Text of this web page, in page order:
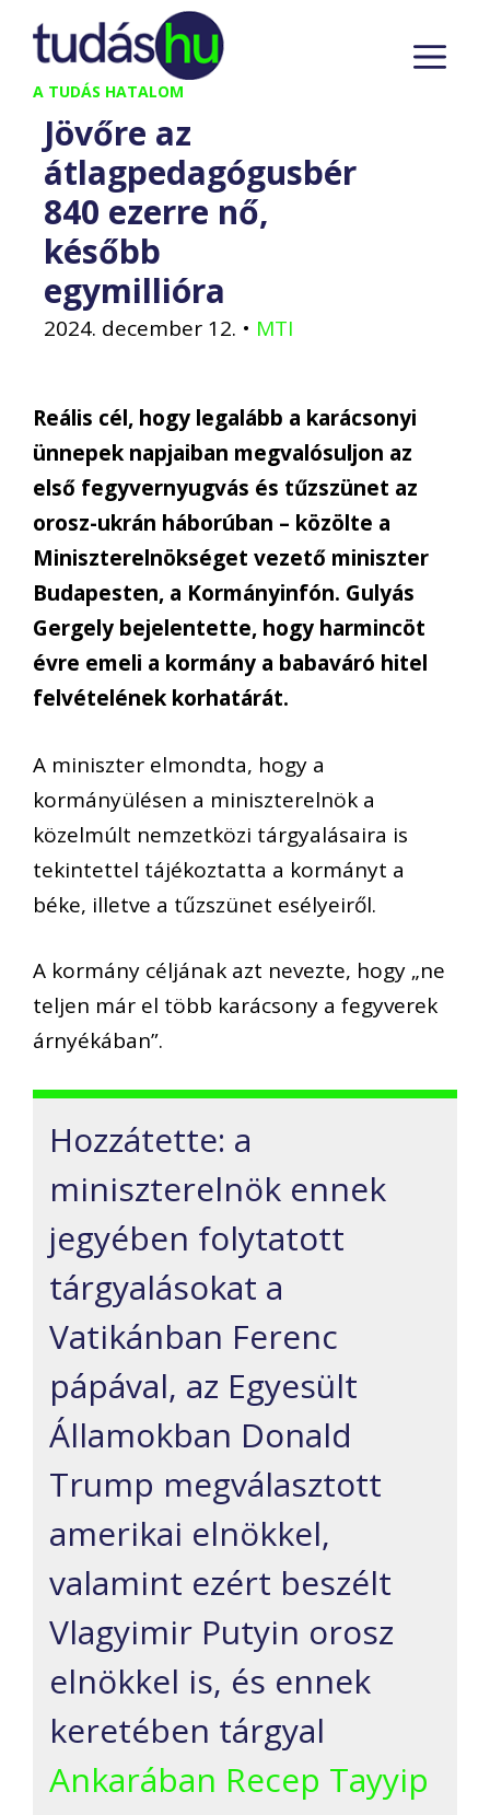
Kilépés
tartalomba
A TUDÁS HATALOM
Jövőre az
átlagpedagógusbér
840 ezerre nő,
később
egymillióra
2024. december 12. • MTI
Reális cél, hogy legalább a karácsonyi
ünnepek napjaiban megvalósuljon az
első fegyvernyugvás és tűzszünet az
orosz-ukrán háborúban – közölte a
Miniszterelnökséget vezető miniszter
Budapesten, a Kormányinfón. Gulyás
Gergely bejelentette, hogy harmincöt
évre emeli a kormány a babaváró hitel
felvételének korhatárát.
A miniszter elmondta, hogy a
kormányülésen a miniszterelnök a
közelmúlt nemzetközi tárgyalásaira is
tekintettel tájékoztatta a kormányt a
béke, illetve a tűzszünet esélyeiről.
A kormány céljának azt nevezte, hogy „ne
teljen már el több karácsony a fegyverek
árnyékában”.
Hozzátette: a
miniszterelnök ennek
jegyében folytatott
tárgyalásokat a
Vatikánban Ferenc
pápával, az Egyesült
Államokban Donald
Trump megválasztott
amerikai elnökkel,
valamint ezért beszélt
Vlagyimir Putyin orosz
elnökkel is, és ennek
keretében tárgyal
Ankarában Recep Tayyip